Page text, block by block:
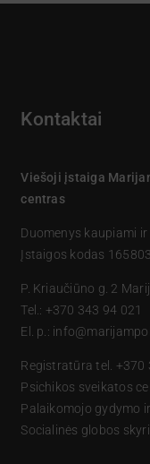
Kontaktai
Viešoji įstaiga
centras
Duomenys kaupiami
Įstaigos kodas
P. Kriaučiūno g. 2
Tel.: +370 343 94 021
El. p.:
Registratūra tel. +370
Psichikos sveikatos
Palaikomojo gydymo
Socialinės globos